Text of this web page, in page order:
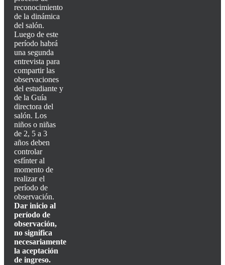
reconocimiento
de la dinámica
del salón.
Luego de este
período habrá
una segunda
entrevista para
compartir las
observaciones
del estudiante y
de la Guía
directora del
salón. Los
niños o niñas
de 2, 5 a 3
años deben
controlar
esfínter al
momento de
realizar el
período de
observación.
Dar inicio al
período de
observación,
no significa
necesariamente
la aceptación
de ingreso.